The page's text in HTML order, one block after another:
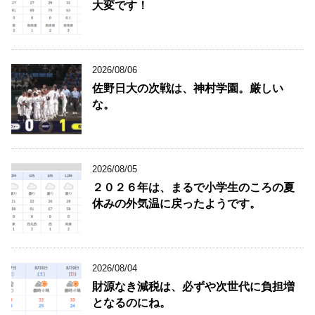
大変です！
2026/08/06
佐野日大の次戦は、神村学園。厳しい
な。
2026/08/05
２０２６年は、まるで小学生のころの夏
休みの外気温に戻ったようです。
2026/08/04
財源なき減税は、必ずや次世代に負担増
となるのにね。